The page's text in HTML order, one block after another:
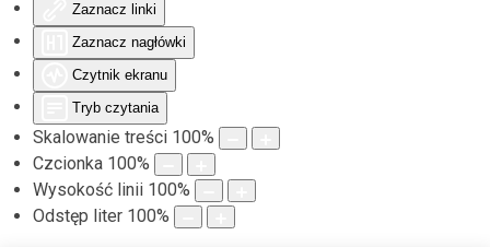
Zaznacz linki
Zaznacz nagłówki
Czytnik ekranu
Tryb czytania
Skalowanie treści 100%
Czcionka 100%
Wysokość linii 100%
Odstęp liter 100%